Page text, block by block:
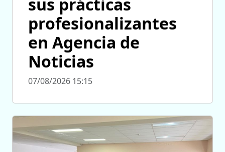
profesionalizantes
en Agencia de
Noticias
07/08/2026 15:15